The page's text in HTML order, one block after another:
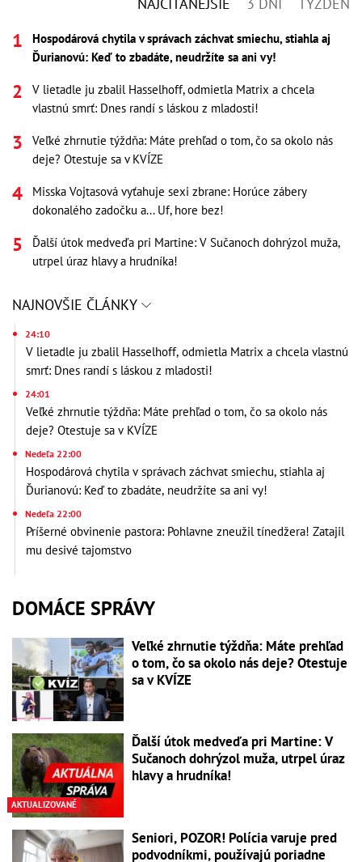
Hospodárová chytila v správach záchvat smiechu, stiahla aj
Ďurianovú: Keď to zbadáte, neudržíte sa ani vy!
V lietadle ju zbalil Hasselhoff, odmietla Matrix a chcela
vlastnú smrť: Dnes randí s láskou z mladosti!
Veľké zhrnutie týždňa: Máte prehľad o tom, čo sa okolo nás
deje? Otestuje sa v KVÍZE
Misska Vojtasová vyťahuje sexi zbrane: Horúce zábery
dokonalého zadočku a... Uf, hore bez!
Ďalší útok medveďa pri Martine: V Sučanoch dohrýzol muža,
utrpel úraz hlavy a hrudníka!
NAJNOVŠIE ČLÁNKY
24:10
V lietadle ju zbalil Hasselhoff, odmietla Matrix a chcela vlastnú
smrť: Dnes randí s láskou z mladosti!
24:01
Veľké zhrnutie týždňa: Máte prehľad o tom, čo sa okolo nás
deje? Otestuje sa v KVÍZE
Nedeľa 22:00
Hospodárová chytila v správach záchvat smiechu, stiahla aj
Ďurianovú: Keď to zbadáte, neudržíte sa ani vy!
Nedeľa 22:00
Príšerné obvinenie pastora: Pohlavne zneužil tínedžera! Zatajil
mu desivé tajomstvo
DOMÁCE SPRÁVY
Veľké zhrnutie týždňa: Máte prehľad
o tom, čo sa okolo nás deje? Otestuje
sa v KVÍZE
AKTUALIZOVANÉ
Ďalší útok medveďa pri Martine: V
Sučanoch dohrýzol muža, utrpel úraz
hlavy a hrudníka!
Seniori, POZOR! Polícia varuje pred
podvodníkmi, používajú poriadne